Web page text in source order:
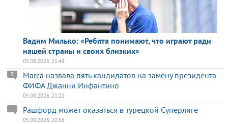
Вадим Милько: «Ребята понимают, что играют ради
нашей страны и своих близких»
05.08.2026, 21:48
Marca назвала пять кандидатов на замену президента
ФИФА Джанни Инфантино
5
05.08.2026, 21:22
Рашфорд может оказаться в турецкой Суперлиге
05.08.2026, 20:56